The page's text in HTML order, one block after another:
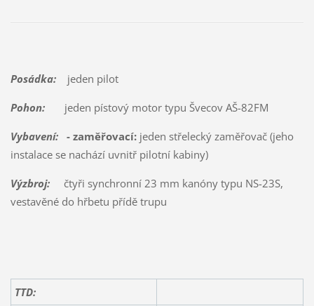
Posádka:jeden pilot
Pohon:jeden pístový motor typu Švecov AŠ-82FM
Vybavení: - zaměřovací: jeden střelecký zaměřovač (jeho
instalace se nachází uvnitř pilotní kabiny)
Výzbroj:čtyři synchronní 23 mm kanóny typu NS-23S,
vestavěné do hřbetu přídě trupu
TTD: